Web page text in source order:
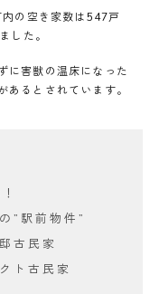
の空き家数は547戸
した。
に害獣の温床になった
あるとされています。
”駅前物件”
古民家
ト古民家